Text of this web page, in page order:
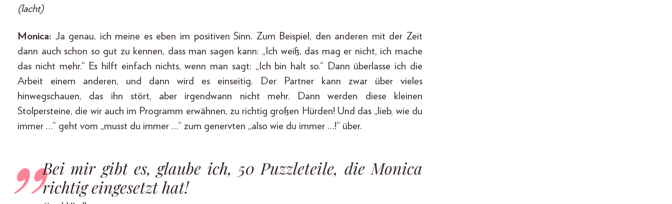
(lacht)
Monica: Ja genau, ich meine es eben im positiven Sinn. Zum Beispiel, den anderen mit der Zeit
dann auch schon so gut zu kennen, dass man sagen kann: „Ich weiß, das mag er nicht, ich mache
das nicht mehr.“ Es hilft einfach nichts, wenn man sagt: „Ich bin halt so.“ Dann überlasse ich die
Arbeit einem anderen, und dann wird es einseitig. Der Partner kann zwar über vieles
hinwegschauen, das ihn stört, aber irgendwann nicht mehr. Dann werden diese kleinen
Stolpersteine, die wir auch im Programm erwähnen, zu richtig großen Hürden! Und das „lieb, wie du
immer …“ geht vom „musst du immer …“ zum genervten „also wie du immer …!“ über.
Bei mir gibt es, glaube ich, 50 Puzzleteile, die Monica
richtig eingesetzt hat!